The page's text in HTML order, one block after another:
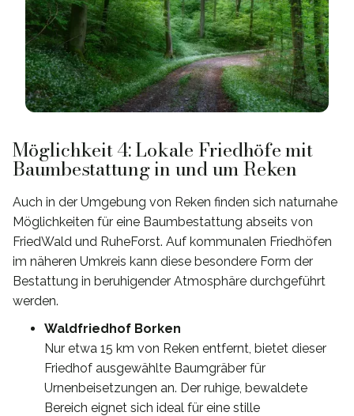
Möglichkeit 4: Lokale Friedhöfe mit
Baumbestattung in und um Reken
Auch in der Umgebung von Reken finden sich naturnahe
Möglichkeiten für eine Baumbestattung abseits von
FriedWald und RuheForst. Auf kommunalen Friedhöfen
im näheren Umkreis kann diese besondere Form der
Bestattung in beruhigender Atmosphäre durchgeführt
werden.
Waldfriedhof Borken
Nur etwa 15 km von Reken entfernt, bietet dieser
Friedhof ausgewählte Baumgräber für
Urnenbeisetzungen an. Der ruhige, bewaldete
Bereich eignet sich ideal für eine stille